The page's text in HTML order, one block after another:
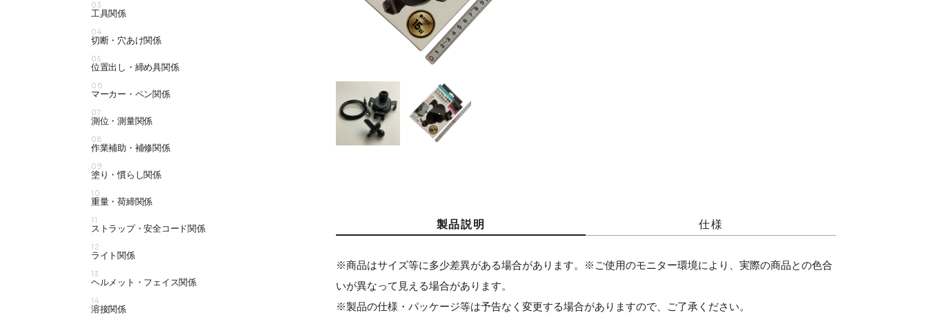
製品説明 仕様
※商品はサイズ等に多少差異がある場合があります。※ご使用のモニター環境により、実際の商品との色合
いが異なって見える場合があります。
※製品の仕様・パッケージ等は予告なく変更する場合がありますので、ご了承ください。
03
工具関係
04
切断・穴あけ関係
05
位置出し・締め具関係
06
マーカー・ペン関係
07
測位・測量関係
08
作業補助・補修関係
09
塗り・慣らし関係
10
重量・荷締関係
11
ストラップ・安全コード関係
12
ライト関係
13
ヘルメット・フェイス関係
14
溶接関係